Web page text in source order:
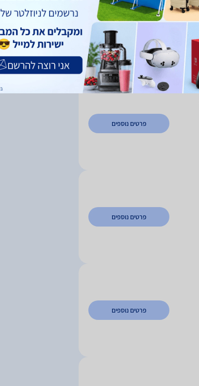
פרטים נוספים
פרטים נוספים
פרטים נוספים
פרטים נוספים